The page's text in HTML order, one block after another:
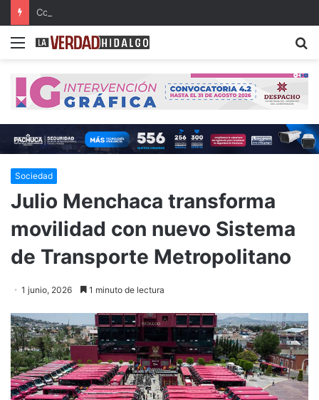
Menu
Sociedad
Julio Menchaca transforma
movilidad con nuevo Sistema
de Transporte Metropolitano
1 junio, 2026 1 minuto de lectura